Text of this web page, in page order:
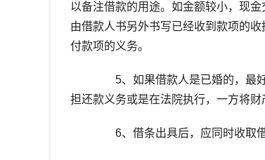
以备注借款的用途。如金额较小，现
由借款人书另外书写已经收到款项的
付款项的义务。
5、如果借款人是已婚的，最好
担还款义务或是在法院执行，一方将财
6、借条出具后，应同时收取借